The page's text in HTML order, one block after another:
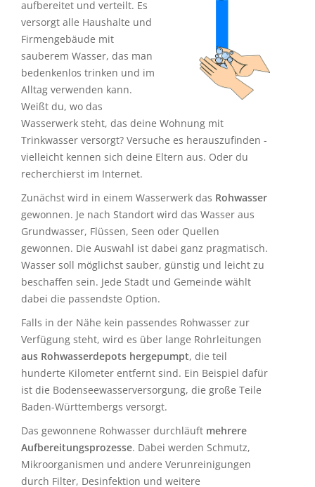
aufbereitet und verteilt. Es
versorgt alle Haushalte und
Firmengebäude mit
sauberem Wasser, das man
bedenkenlos trinken und im
Alltag verwenden kann.
Weißt du, wo das
Wasserwerk steht, das deine Wohnung mit
Trinkwasser versorgt? Versuche es herauszufinden -
vielleicht kennen sich deine Eltern aus. Oder du
recherchierst im Internet.
Zunächst wird in einem Wasserwerk das Rohwasser
gewonnen. Je nach Standort wird das Wasser aus
Grundwasser, Flüssen, Seen oder Quellen
gewonnen. Die Auswahl ist dabei ganz pragmatisch.
Wasser soll möglichst sauber, günstig und leicht zu
beschaffen sein. Jede Stadt und Gemeinde wählt
dabei die passendste Option.
Falls in der Nähe kein passendes Rohwasser zur
Verfügung steht, wird es über lange Rohrleitungen
aus Rohwasserdepots hergepumpt, die teil
hunderte Kilometer entfernt sind. Ein Beispiel dafür
ist die Bodenseewasserversorgung, die große Teile
Baden-Württembergs versorgt.
Das gewonnene Rohwasser durchläuft mehrere
Aufbereitungsprozesse. Dabei werden Schmutz,
Mikroorganismen und andere Verunreinigungen
durch Filter, Desinfektion und weitere